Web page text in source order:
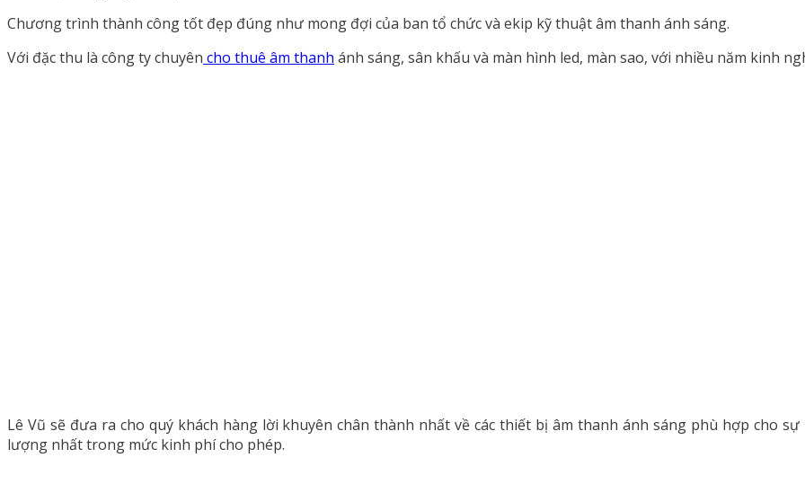
Chương trình thành công tốt đẹp đúng như mong đợi của ban tổ chức và ekip kỹ thuật âm thanh ánh sáng.
Với đặc thu là công ty chuyên cho thuê âm thanh ánh sáng, sân khấu và màn hình led, màn sao, với nhiều năm kinh
Lê Vũ sẽ đưa ra cho quý khách hàng lời khuyên chân thành nhất về các thiết bị âm thanh ánh sáng phù hợp cho
lượng nhất trong mức kinh phí cho phép.